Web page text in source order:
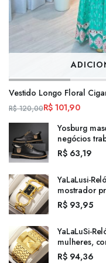
Vestido Longo Floral
R$120,00R$ 101,90
Yosburg
negócios
homens
R$63,19
YaLaLusi-
mostrador
marca
R$93,95
YaLaLuSi-
mulheres,
iônico,
R$94,36